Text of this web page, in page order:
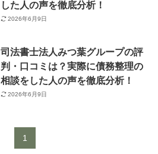
した人の声を徹底分析！
2026年6月9日
司法書士法人みつ葉グループの評
判・口コミは？実際に債務整理の
相談をした人の声を徹底分析！
2026年6月9日
1